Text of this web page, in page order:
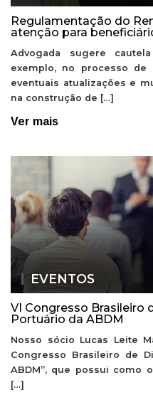
Regulamentação do
atenção para
Advogada sugere
exemplo, no processo de
eventuais atualizações e
na construção de […]
Ver mais
EVENTOS
VI Congresso Brasileiro
Portuário da ABDM
Nosso sócio Lucas Leite
Congresso Brasileiro de
ABDM”, que possui como
[…]